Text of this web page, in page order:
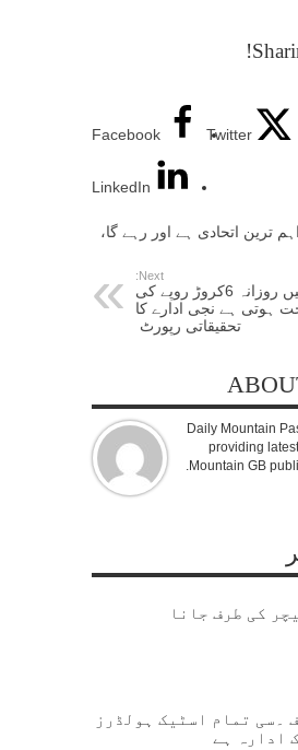
Facebook Twitter
LinkedIn
ترین اتحادی ہے اور رہے گا،
Next:
گلگت بلتستان میں روزانہ 6کروڑ روپے کی
ہوتی ہے نجی ادارے کا
تحقیقاتی رپورٹ
Daily Mountain
providing
Mountain GB
کی طرف جانا
۔سی تمام اسٹیک ہولڈرز
ادارہ ہے